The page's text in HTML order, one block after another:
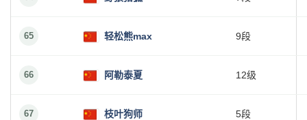
65 轻松熊max 9段
66 阿勒泰夏 12级
67 枝叶狗师 5段